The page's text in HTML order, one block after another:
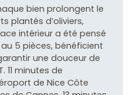
bien prolongent le
plantés d’oliviers,
intérieur a été pensé
5 pièces, bénéficient
une douceur de
11 minutes de
de Nice Côte